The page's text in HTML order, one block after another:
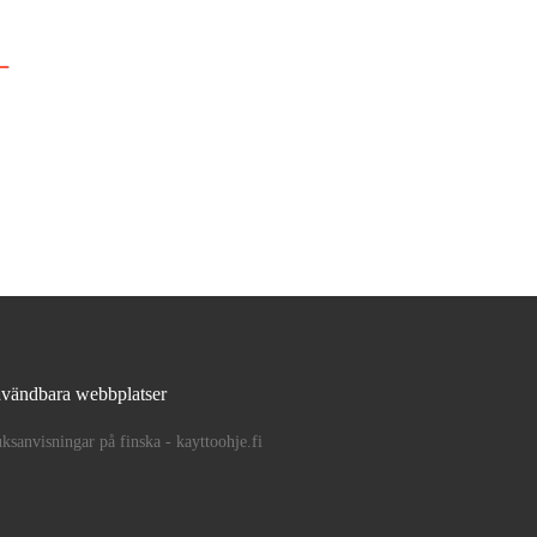
webbplatser
på finska - kayttoohje.fi